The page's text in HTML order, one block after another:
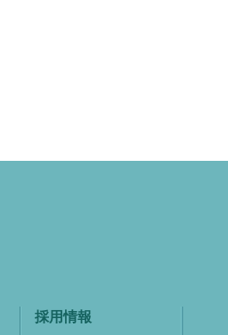
採用情報